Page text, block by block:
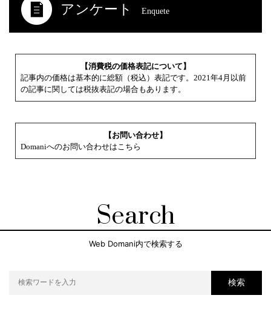
アンケート Enquete
【消費税の価格表記について】
記事内の価格は基本的に総額（税込）表記です。2021年4月以前
の記事に関しては税抜表記の場合もあります。
【お問い合わせ】
Domaniへのお問い合わせはこちら
Search
Web Domani内で検索する
検索